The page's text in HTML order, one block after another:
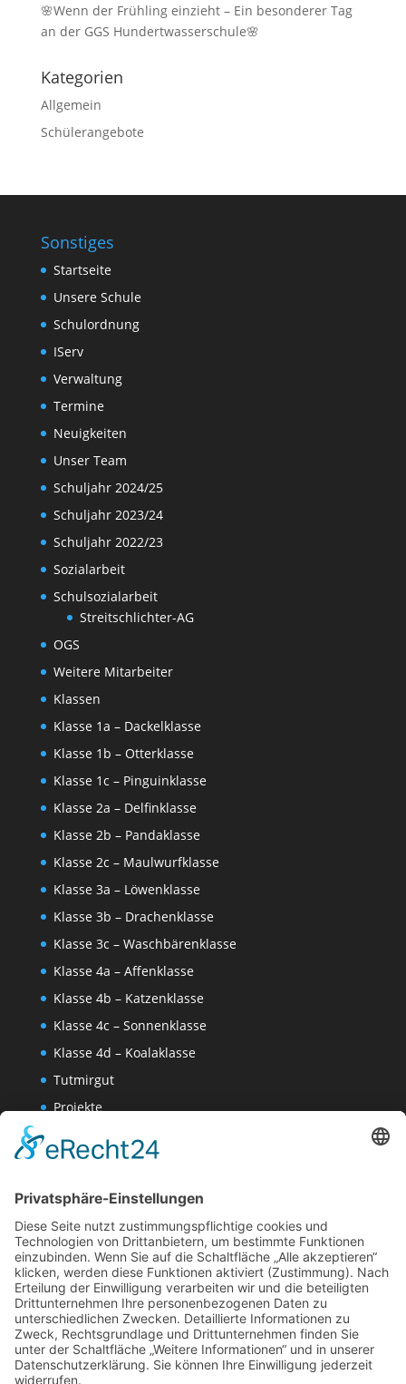
🌸Wenn der Frühling einzieht – Ein besonderer Tag
an der GGS Hundertwasserschule🌸
Kategorien
Allgemein
Schülerangebote
Sonstiges
Startseite
Unsere Schule
Schulordnung
IServ
Verwaltung
Termine
Neuigkeiten
Unser Team
Schuljahr 2024/25
Schuljahr 2023/24
Schuljahr 2022/23
Sozialarbeit
Schulsozialarbeit
Streitschlichter-AG
OGS
Weitere Mitarbeiter
Klassen
Klasse 1a – Dackelklasse
Klasse 1b – Otterklasse
Klasse 1c – Pinguinklasse
Klasse 2a – Delfinklasse
Klasse 2b – Pandaklasse
Klasse 2c – Maulwurfklasse
Klasse 3a – Löwenklasse
Klasse 3b – Drachenklasse
Klasse 3c – Waschbärenklasse
Klasse 4a – Affenklasse
Klasse 4b – Katzenklasse
Klasse 4c – Sonnenklasse
Klasse 4d – Koalaklasse
Tutmirgut
Projekte
Wissenschaften-AG
Datenschutzerklärung
Website Administration